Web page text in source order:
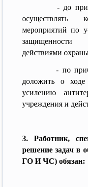
- до
осуществлять
мероприятий по
защищенности
действиями
- по
доложить о
усилению
учреждения и
3. Работник,
решение задач в
ГОИЧС) обязан: